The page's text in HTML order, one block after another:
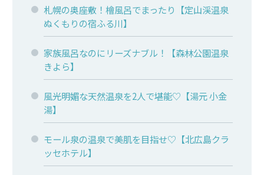
札幌の奥座敷！檜風呂でまったり【定山渓温泉
ぬくもりの宿ふる川】
家族風呂なのにリーズナブル！【森林公園温泉
きよら】
風光明媚な天然温泉を2人で堪能♡【湯元 小金
湯】
モール泉の温泉で美肌を目指せ♡【北広島クラ
ッセホテル】